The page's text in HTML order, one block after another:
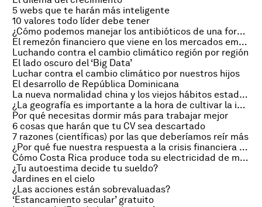
5 webs que te harán más inteligente
10 valores todo líder debe tener
¿Cómo podemos manejar los antibióticos de una forma justa?
El remezón financiero que viene en los mercados emergentes
Luchando contra el cambio climático región por región
El lado oscuro del ‘Big Data’
Luchar contra el cambio climático por nuestros hijos
El desarrollo de República Dominicana
La nueva normalidad china y los viejos hábitos estadounidenses
¿La geografía es importante a la hora de cultivar la innovación?
Por qué necesitas dormir más para trabajar mejor
6 cosas que harán que tu CV sea descartado
7 razones (científicas) por las que deberíamos reír más
¿Por qué fue nuestra respuesta a la crisis financiera errónea?
Cómo Costa Rica produce toda su electricidad de manera limpia
¿Tu autoestima decide tu sueldo?
Jardines en el cielo
¿Las acciones están sobrevaluadas?
‘Estancamiento secular’ gratuito